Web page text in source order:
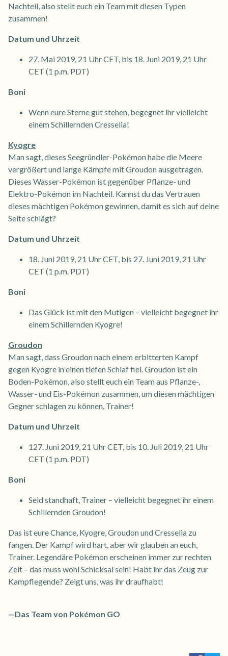
Nachteil, also stellt euch ein Team mit diesen Typen
zusammen!
Datum und Uhrzeit
27. Mai 2019, 21 Uhr CET, bis 18. Juni 2019, 21 Uhr
CET (1 p.m. PDT)
Boni
Wenn eure Sterne gut stehen, begegnet ihr vielleicht
einem Schillernden Cresselia!
Kyogre
Man sagt, dieses Seegründler-Pokémon habe die Meere
vergrößert und lange Kämpfe mit Groudon ausgetragen.
Dieses Wasser-Pokémon ist gegenüber Pflanze- und
Elektro-Pokémon im Nachteil. Kannst du das Vertrauen
dieses mächtigen Pokémon gewinnen, damit es sich auf deine
Seite schlägt?
Datum und Uhrzeit
18. Juni 2019, 21 Uhr CET, bis 27. Juni 2019, 21 Uhr
CET (1 p.m. PDT)
Boni
Das Glück ist mit den Mutigen – vielleicht begegnet ihr
einem Schillernden Kyogre!
Groudon
Man sagt, dass Groudon nach einem erbitterten Kampf
gegen Kyogre in einen tiefen Schlaf fiel. Groudon ist ein
Boden-Pokémon, also stellt euch ein Team aus Pflanze-,
Wasser- und Eis-Pokémon zusammen, um diesen mächtigen
Gegner schlagen zu können, Trainer!
Datum und Uhrzeit
127. Juni 2019, 21 Uhr CET, bis 10. Juli 2019, 21 Uhr
CET (1 p.m. PDT)
Boni
Seid standhaft, Trainer – vielleicht begegnet ihr einem
Schillernden Groudon!
Das ist eure Chance, Kyogre, Groudon und Cresselia zu
fangen. Der Kampf wird hart, aber wir glauben an euch,
Trainer. Legendäre Pokémon erscheinen immer zur rechten
Zeit – das muss wohl Schicksal sein! Habt ihr das Zeug zur
Kampflegende? Zeigt uns, was ihr draufhabt!
—Das Team von Pokémon GO